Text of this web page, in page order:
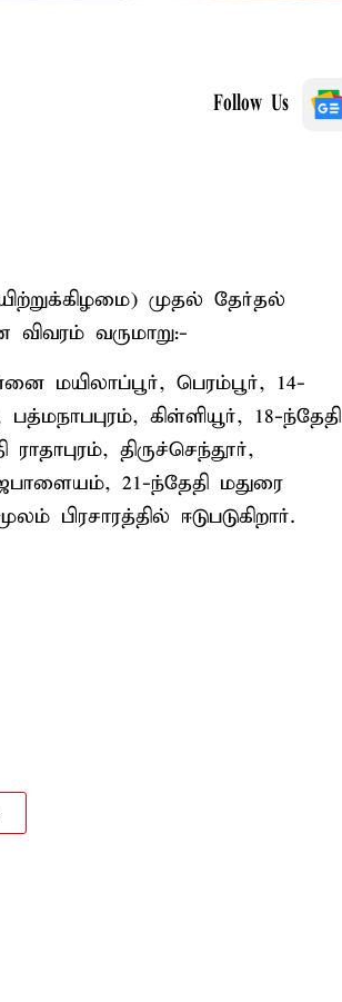
Follow Us
முதல் தேர்தல்
விவரம் வருமாறு:-
மயிலாப்பூர், பெரம்பூர், 14-
கிள்ளியூர், 18-ந்தேதி
திருச்செந்தூர்,
21-ந்தேதி மதுரை
பிரசாரத்தில் ஈடுபடுகிறார்.